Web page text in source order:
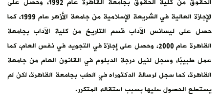
الإجازة العالية في الشريعة الإسلامية من جامعة الأزهر عام 1999، كما
حصل على ليسانس الآداب قسم التاريخ من كلية الآداب بجامعة
القاهرة عام 2000، وحصل على إجازة في التجويد في نفس العام، كما
عمل طبيبًا، وسجل لنيل درجة الدبلوم في القانون العام من جامعة
القاهرة، كما سجل لرسالة الدكتوراه في الطب بجامعة القاهرة، لكن لم
يستطع الحصول عليها بسبب اعتقاله المتكرر.